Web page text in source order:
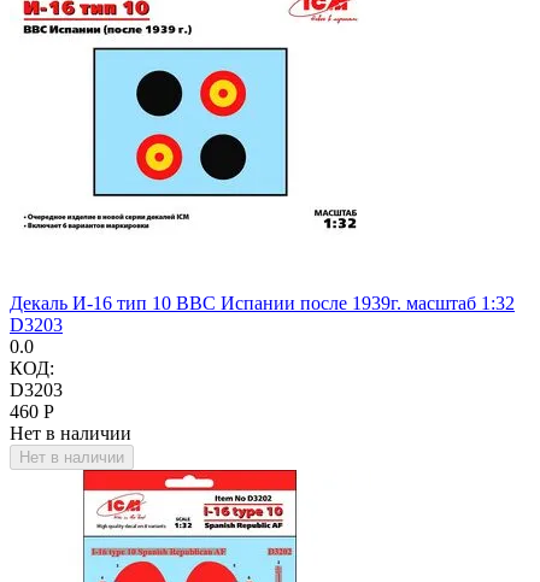
Декаль И-16 тип 10 ВВС Испании после 1939г. масштаб 1:32
D3203
0.0
КОД:
D3203
‍460‍ Р
Нет в наличии
Нет в наличии